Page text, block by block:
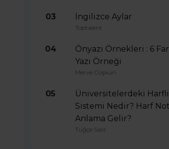
03 İngilizce Aylar
Toptalent
04
Önyazı Örnekleri : 6
Yazı Örneği
Merve Coşkun
05
Üniversitelerdeki
Sistemi Nedir? Harf
Anlama Gelir?
Tuğçe Salır